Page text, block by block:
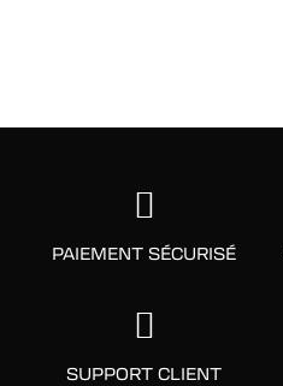
PAIEMENT SÉCURISÉ
SUPPORT CLIENT